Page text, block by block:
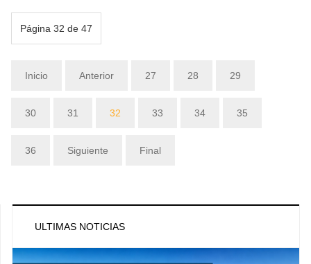
Página 32 de 47
Inicio Anterior 27 28 29
30 31 32 33 34 35
36 Siguiente Final
ULTIMAS NOTICIAS